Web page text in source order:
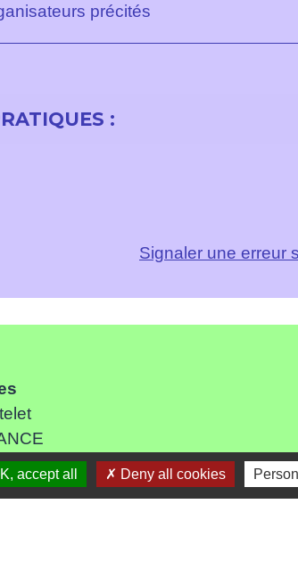
précités
:
Signaler une erreur
accept all Deny all cookies